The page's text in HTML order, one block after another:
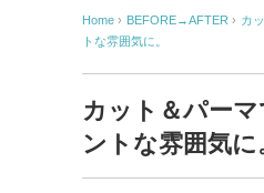
Home › BEFORE→AFTER › カ
トな雰囲気に。
カット＆パー
ントな雰囲気に